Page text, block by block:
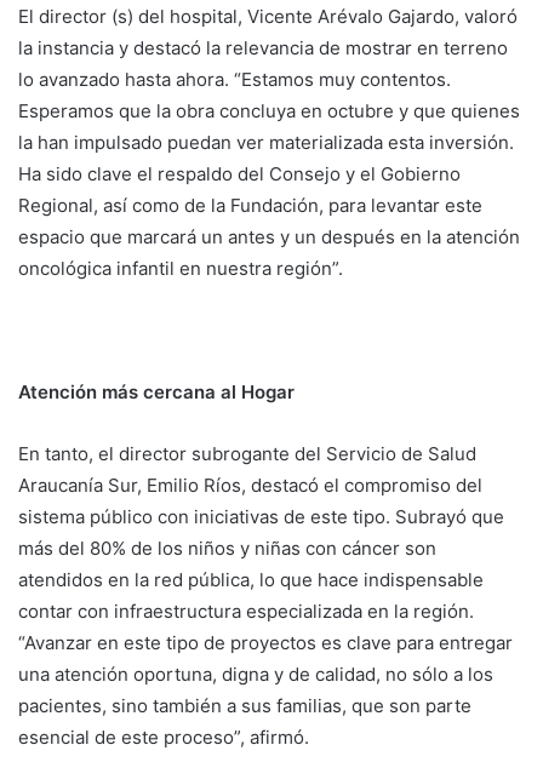
El director (s) del hospital, Vicente Arévalo Gajardo, valoró
la instancia y destacó la relevancia de mostrar en terreno
lo avanzado hasta ahora. “Estamos muy contentos.
Esperamos que la obra concluya en octubre y que quienes
la han impulsado puedan ver materializada esta inversión.
Ha sido clave el respaldo del Consejo y el Gobierno
Regional, así como de la Fundación, para levantar este
espacio que marcará un antes y un después en la atención
oncológica infantil en nuestra región”.
Atención más cercana al Hogar
En tanto, el director subrogante del Servicio de Salud
Araucanía Sur, Emilio Ríos, destacó el compromiso del
sistema público con iniciativas de este tipo. Subrayó que
más del 80% de los niños y niñas con cáncer son
atendidos en la red pública, lo que hace indispensable
contar con infraestructura especializada en la región.
“Avanzar en este tipo de proyectos es clave para entregar
una atención oportuna, digna y de calidad, no sólo a los
pacientes, sino también a sus familias, que son parte
esencial de este proceso”, afirmó.